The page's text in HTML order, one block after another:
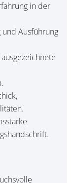
in der
und Ausführung